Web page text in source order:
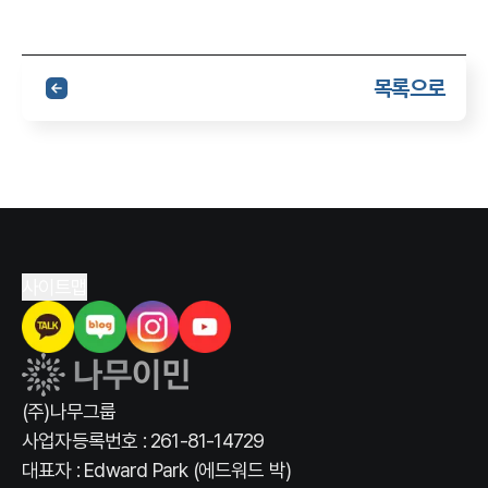
목록으로
(주)나무그룹
사업자등록번호 : 261-81-14729
대표자 : Edward Park (에드워드 박)